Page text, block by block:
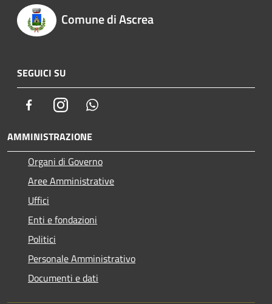
Comune di Ascrea
SEGUICI SU
FacebookInstagram
AMMINISTRAZIONE
Organi di Governo
Aree Amministrative
Uffici
Enti e fondazioni
Politici
Personale Amministrativo
Documenti e dati